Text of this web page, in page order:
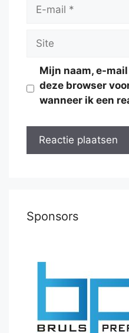
Site
Mijn naam, e-
deze browser
wanneer ik een
Sponsors